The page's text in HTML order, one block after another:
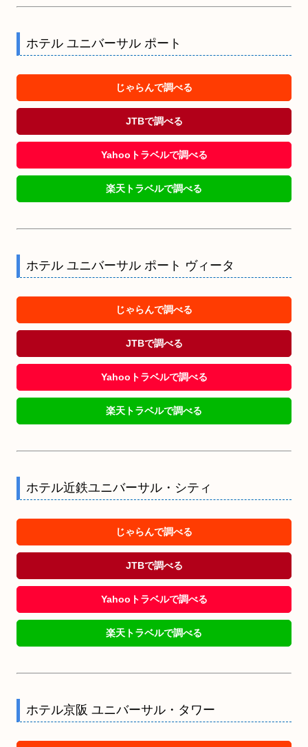
ホテル ユニバーサル ポート
じゃらんで調べる
JTBで調べる
Yahooトラベルで調べる
楽天トラベルで調べる
ホテル ユニバーサル ポート ヴィータ
じゃらんで調べる
JTBで調べる
Yahooトラベルで調べる
楽天トラベルで調べる
ホテル近鉄ユニバーサル・シティ
じゃらんで調べる
JTBで調べる
Yahooトラベルで調べる
楽天トラベルで調べる
ホテル京阪 ユニバーサル・タワー